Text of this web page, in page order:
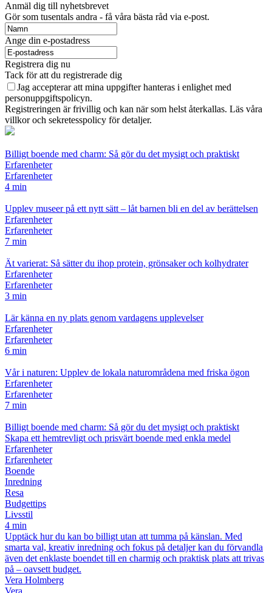
Anmäl dig till nyhetsbrevet
Gör som tusentals andra - få våra bästa råd via e-post.
Ange din e-postadress
Registrera dig nu
Tack för att du registrerade dig
Jag accepterar att mina uppgifter hanteras i enlighet med
personuppgiftspolicyn.
Registreringen är frivillig och kan när som helst återkallas. Läs våra
villkor och sekretesspolicy för detaljer.
Billigt boende med charm: Så gör du det mysigt och praktiskt
Erfarenheter
Erfarenheter
4 min
Upplev museer på ett nytt sätt – låt barnen bli en del av berättelsen
Erfarenheter
Erfarenheter
7 min
Ät varierat: Så sätter du ihop protein, grönsaker och kolhydrater
Erfarenheter
Erfarenheter
3 min
Lär känna en ny plats genom vardagens upplevelser
Erfarenheter
Erfarenheter
6 min
Vår i naturen: Upplev de lokala naturområdena med friska ögon
Erfarenheter
Erfarenheter
7 min
Billigt boende med charm: Så gör du det mysigt och praktiskt
Skapa ett hemtrevligt och prisvärt boende med enkla medel
Erfarenheter
Erfarenheter
Boende
Inredning
Resa
Budgettips
Livsstil
4 min
Upptäck hur du kan bo billigt utan att tumma på känslan. Med
smarta val, kreativ inredning och fokus på detaljer kan du förvandla
även det enklaste boendet till en charmig och praktisk plats att trivas
på – oavsett budget.
Vera Holmberg